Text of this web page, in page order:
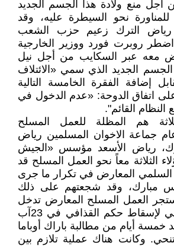
أجل منع ولادة هذا الجسم الجديد
للمناورة نحو السيطرة عليه، وقد
رياض الترك زعيم حزب الشعب
اضطر روبرت فورد ووزير الخارجية
معه عبر السكايب من أجل نيل
الجديد الذي سمي «الائتلاف
إضافة الفقرة الخامسة التالية
على اتفاق الدوحة: «عدم الدخول في
القائم".
هم المظلة للعمل المسلح
جماعة الاخوان المسلمين رياض
رياض الأسعد مؤسس «الجيش
الثلاثة معاً نحو العمل المسلح قد
السلمي المعارض في تكرار ما جرى
مبارك، وقد شجعتهم على ذلك
استجر العمل المسلح المعارض تدخل
حلف شمال الأطلسي لإسقاط حكم القذافي في 23آب
2011 بعد خمسة أيام من مطالبة باراك أوباما
وكانت هناك عملية تلازم بين